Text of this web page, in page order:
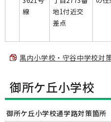
線
地1付近交
差点
黒内小学校・守谷中学校対
御所ケ丘小学校
御所ケ丘小学校通学路対策箇所